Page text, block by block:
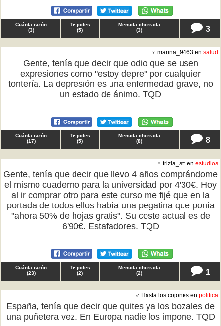
Cuánta razón
(3)
Te jodes
(5)
Menuda chorrada
(3) 3
♀ marina_9463 en salud
Gente, tenía que decir que odio que se usen
expresiones como "estoy depre" por cualquier
tontería. La depresión es una enfermedad grave, no
un estado de ánimo. TQD
Cuánta razón
(17)
Te jodes
(5)
Menuda chorrada
(8) 8
♀ trizia_str en estudios
Gente, tenía que decir que llevo 4 años comprándome
el mismo cuaderno para la universidad por 4'30€. Hoy
al ir comprar otro para este curso me fijé que en la
portada de todos ellos había una pegatina que ponía
"ahora 50% de hojas gratis". Su coste actual es de
6'90€. Estafadores. TQD
Cuánta razón
(23)
Te jodes
(2)
Menuda chorrada
(2) 1
♂ Hasta los cojones en politica
España, tenía que decir que quites ya los bozales de
una puñetera vez. En Europa nadie los impone. TQD